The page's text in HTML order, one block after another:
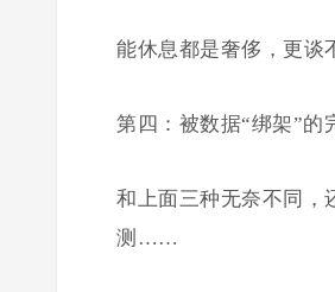
能休息都是奢侈，更谈
第四：被数据“绑架”的
和上面三种无奈不同，
测……